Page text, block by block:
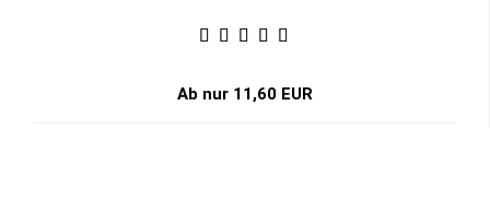
Ab nur 11,60 EUR